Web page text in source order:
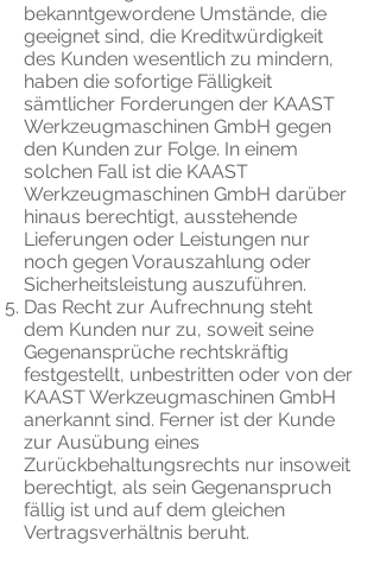
bekanntgewordene Umstände, die
geeignet sind, die Kreditwürdigkeit
des Kunden wesentlich zu mindern,
haben die sofortige Fälligkeit
sämtlicher Forderungen der KAAST
Werkzeugmaschinen GmbH gegen
den Kunden zur Folge. In einem
solchen Fall ist die KAAST
Werkzeugmaschinen GmbH darüber
hinaus berechtigt, ausstehende
Lieferungen oder Leistungen nur
noch gegen Vorauszahlung oder
Sicherheitsleistung auszuführen.
Das Recht zur Aufrechnung steht
dem Kunden nur zu, soweit seine
Gegenansprüche rechtskräftig
festgestellt, unbestritten oder von der
KAAST Werkzeugmaschinen GmbH
anerkannt sind. Ferner ist der Kunde
zur Ausübung eines
Zurückbehaltungsrechts nur insoweit
berechtigt, als sein Gegenanspruch
fällig ist und auf dem gleichen
Vertragsverhältnis beruht.